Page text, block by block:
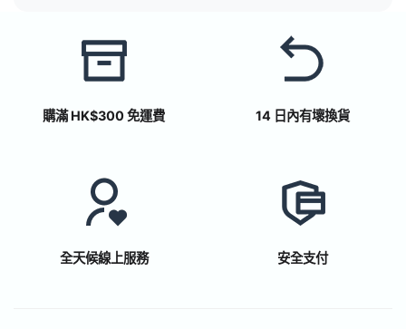
購滿 HK$300 免運費 14 日內有壞換貨
全天候線上服務 安全支付